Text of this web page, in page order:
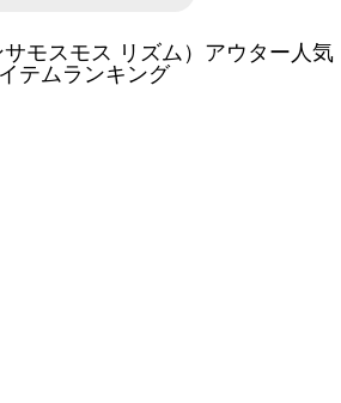
モスモス リズム）アウター人気
テムランキング